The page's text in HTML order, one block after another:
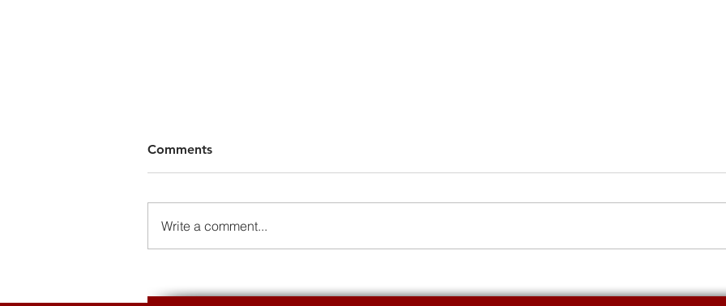
Secção Temática de
Investigadores em Início de
Comments
Write a comment...